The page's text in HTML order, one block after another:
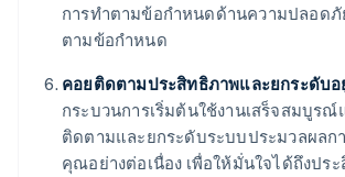
การทำตามข้อกำหนดด้านความปลอด
ตามข้อกำหนด
คอยติดตามประสิทธิภาพและยกระดับอ
กระบวนการเริ่มต้นใช้งานเสร็จสมบูรณ์
ติดตามและยกระดับระบบประมวลผลก
คุณอย่างต่อเนื่อง เพื่อให้มั่นใจได้ถึงปร